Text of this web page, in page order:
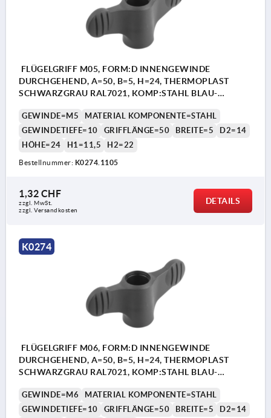
FLÜGELGRIFF M05, FORM:D INNENGEWINDE
DURCHGEHEND, A=50, B=5, H=24, THERMOPLAST
SCHWARZGRAU RAL7021, KOMP:STAHL BLAU-
GEWINDE=M5
MATERIAL KOMPONENTE=STAHL
GEWINDETIEFE=10
GRIFFLÄNGE=50 BREITE=5
D2=14
HÖHE=24
H1=11,5 H2=22
Bestellnummer: K0274.1105
1,32 CHF
zzgl. MwSt.
zzgl. Versandkosten
DETAILS
K0274
FLÜGELGRIFF M06, FORM:D INNENGEWINDE
DURCHGEHEND, A=50, B=5, H=24, THERMOPLAST
SCHWARZGRAU RAL7021, KOMP:STAHL BLAU-
GEWINDE=M6
MATERIAL KOMPONENTE=STAHL
GEWINDETIEFE=10
GRIFFLÄNGE=50 BREITE=5
D2=14